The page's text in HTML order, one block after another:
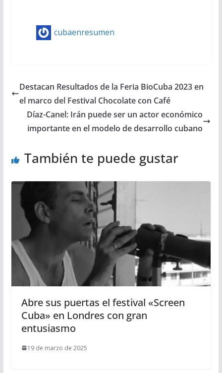
cubaenresumen
Destacan Resultados de la Feria BioCuba 2023 en
el marco del Festival Chocolate con Café
Díaz-Canel: Irán puede ser un actor económico
importante en el modelo de desarrollo cubano
También te puede gustar
Abre sus puertas el festival «Screen
Cuba» en Londres con gran
entusiasmo
19 de marzo de 2025